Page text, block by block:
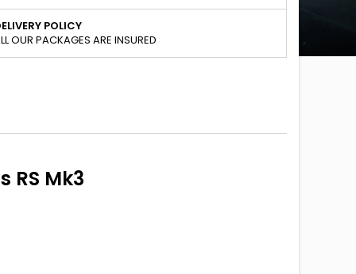
POLICY
OUR PACKAGES ARE INSURED
RS Mk3